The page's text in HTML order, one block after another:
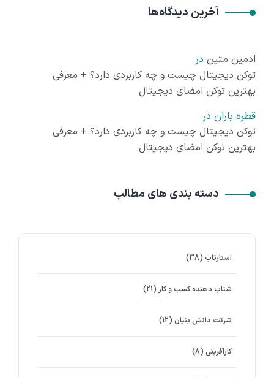
آخرین دیدگاه‌ها
ادمین متین در
توکن دیجیتال چیست و چه کاربردی دارد؟ + معرفی
بهترین توکن امضای دیجیتال
قطره باران در
توکن دیجیتال چیست و چه کاربردی دارد؟ + معرفی
بهترین توکن امضای دیجیتال
دسته بندی های مطالب
استارتاپ (38)
شتاب دهنده کسب و کار (21)
شرکت دانش بنیان (12)
کارآفرینی (8)